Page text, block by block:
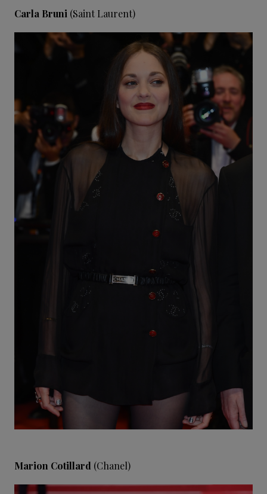
Carla Bruni (Saint Laurent)
Marion Cotillard (Chanel)